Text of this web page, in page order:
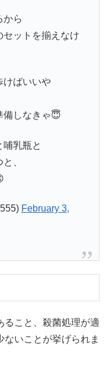
から
セットを揃えなけ
けばいいや
備しなきゃ😇
哺乳瓶と
、
February 3,
ること、殺菌処理が適
いことが挙げられま